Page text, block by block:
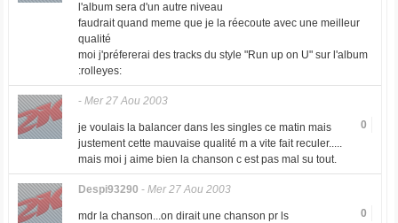
l'album sera d'un autre niveau
faudrait quand meme que je la réecoute avec une meilleur
qualité
moi j'préfererai des tracks du style "Run up on U" sur l'album
:rolleyes:
- Mer 27 Aou 2003
0
je voulais la balancer dans les singles ce matin mais
justement cette mauvaise qualité m a vite fait reculer.....
mais moi j aime bien la chanson c est pas mal su tout.
Despi93290 - Mer 27 Aou 2003
0
mdr la chanson...on dirait une chanson pr ls